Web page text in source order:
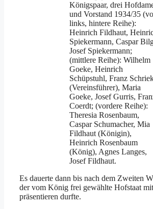
Königspaar, drei
und Vorstand 1934/35
links, hintere Reihe):
Heinrich Fildhaut,
Spiekermann, Caspar
Josef Spiekermann;
(mittlere Reihe): Wilhelm
Goeke, Heinrich
Schüpstuhl, Franz
(Vereinsführer), Maria
Goeke, Josef Gurris,
Coerdt; (vordere Reihe):
Theresia Rosenbaum,
Caspar Schumacher, Mia
Fildhaut (Königin),
Heinrich Rosenbaum
(König), Agnes Langes,
Josef Fildhaut.
Es dauerte dann bis nach dem Zweiten
der vom König frei gewählte Hofstaat
präsentieren durfte.